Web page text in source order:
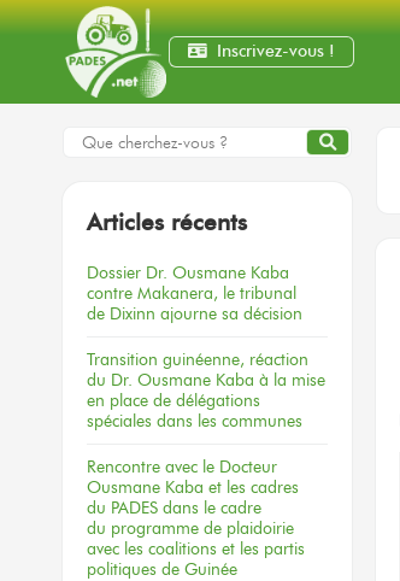
Inscrivez-vous !
Articles récents
Dossier Dr. Ousmane Kaba
contre Makanera, le tribunal
de Dixinn ajourne sa décision
Transition guinéenne, réaction
du Dr. Ousmane Kaba à la mise
en place de délégations
spéciales dans les communes
Rencontre avec le Docteur
Ousmane Kaba et les cadres
du PADES dans le cadre
du programme de plaidoirie
avec les coalitions et les partis
politiques de Guinée